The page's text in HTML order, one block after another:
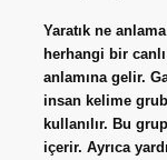
Yaratık ne
herhangi bir canlı
anlamına gelir.
insan kelime
kullanılır. Bu
içerir. Ayrıca